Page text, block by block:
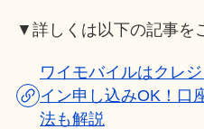
▼詳しくは以下の記事を
ワイモバイルはクレ
イン申し込みOK！口
法も解説